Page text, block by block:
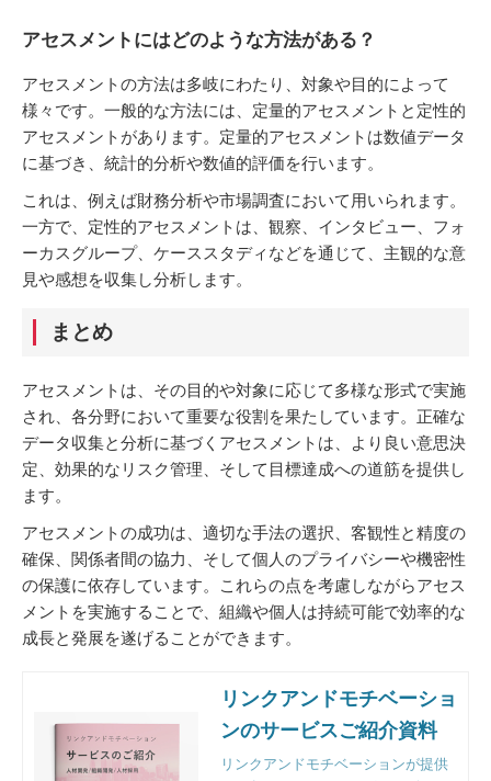
アセスメントにはどのような方法がある？
アセスメントの方法は多岐にわたり、対象や目的によって
様々です。一般的な方法には、定量的アセスメントと定性的
アセスメントがあります。定量的アセスメントは数値データ
に基づき、統計的分析や数値的評価を行います。
これは、例えば財務分析や市場調査において用いられます。
一方で、定性的アセスメントは、観察、インタビュー、フォ
ーカスグループ、ケーススタディなどを通じて、主観的な意
見や感想を収集し分析します。
まとめ
アセスメントは、その目的や対象に応じて多様な形式で実施
され、各分野において重要な役割を果たしています。正確な
データ収集と分析に基づくアセスメントは、より良い意思決
定、効果的なリスク管理、そして目標達成への道筋を提供し
ます。
アセスメントの成功は、適切な手法の選択、客観性と精度の
確保、関係者間の協力、そして個人のプライバシーや機密性
の保護に依存しています。これらの点を考慮しながらアセス
メントを実施することで、組織や個人は持続可能で効率的な
成長と発展を遂げることができます。
リンクアンドモチベーショ
ンのサービスご紹介資料
リンクアンドモチベーションが提供